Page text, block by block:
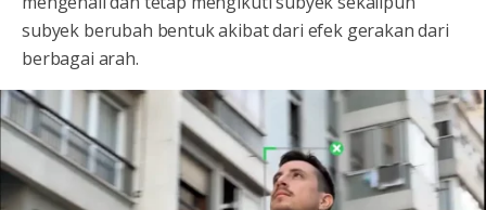
subyek berubah bentuk akibat dari efek gerakan dari
berbagai arah.